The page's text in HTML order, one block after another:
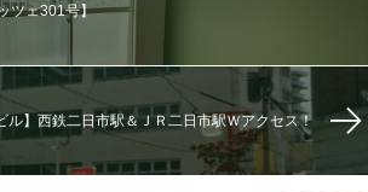
ツェ301号】
】西鉄二日市駅＆ＪＲ二日市駅Ｗアクセス！